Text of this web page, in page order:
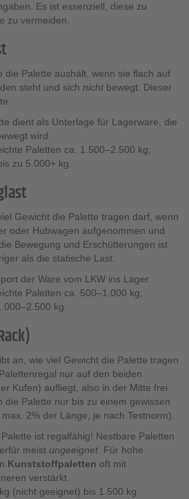
Es ist essenziell, diese zu
zu vermeiden.
die Palette aushält, wenn sie flach auf
steht und sich nicht bewegt. Dieser
dient als Unterlage für Lagerware, die
wird.
Paletten ca. 1.500–2.500 kg;
zu 5.000+ kg.
Gewicht die Palette tragen darf, wenn
oder Hubwagen aufgenommen und
Bewegung und Erschütterungen ist
als die statische Last.
der Ware vom LKW ins Lager.
Paletten ca. 500–1.000 kg;
kg.
an, wie viel Gewicht die Palette tragen
nur auf den beiden
Kufen) aufliegt, also in der Mitte frei
die Palette nur bis zu einem gewissen
2% der Länge, je nach Testnorm).
ist regalfähig! Nestbare Paletten
meist ungeeignet . Für hohe
Kunststoffpaletten oft mit
verstärkt.
(nicht geeignet) bis 1.500 kg